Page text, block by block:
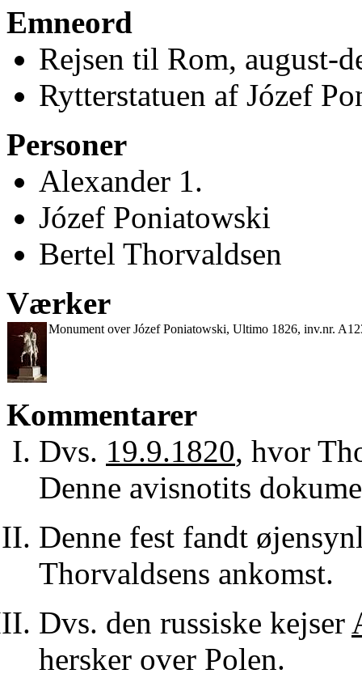
Emneord
Rejsen til Rom, august-
Rytterstatuen af Józef
Personer
Alexander 1.
Józef Poniatowski
Bertel Thorvaldsen
Værker
Monument over Józef Poniatowski, Ultimo 1826, inv.nr.
Kommentarer
Dvs. 19.9.1820, hvor
Denne avisnotits
Denne fest fandt
Thorvaldsens ankomst.
Dvs. den russiske kejser
hersker over Polen.